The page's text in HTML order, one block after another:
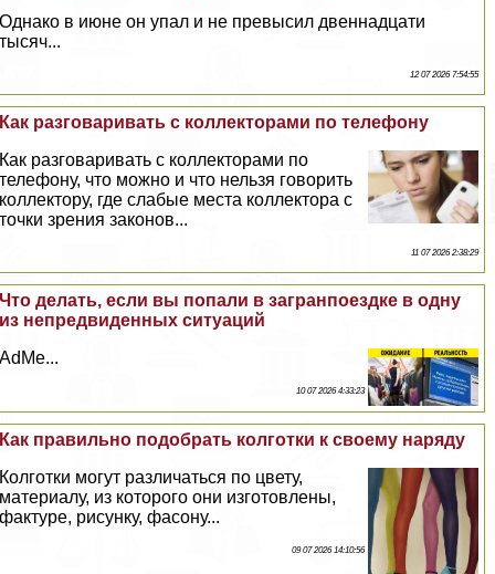
Однако в июне он упал и не превысил двеннадцати
тысяч...
12 07 2026 7:54:55
Как разговаривать с коллекторами по телефону
Как разговаривать с коллекторами по
телефону, что можно и что нельзя говорить
коллектору, где слабые места коллектора с
точки зрения законов...
11 07 2026 2:38:29
Что делать, если вы попали в загранпоездке в одну
из непредвиденных ситуаций
AdMe...
10 07 2026 4:33:23
Как правильно подобрать колготки к своему наряду
Колготки могут различаться по цвету,
материалу, из которого они изготовлены,
фактуре, рисунку, фасону...
09 07 2026 14:10:56